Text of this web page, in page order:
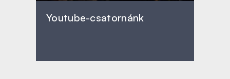
Youtube-csatornánk